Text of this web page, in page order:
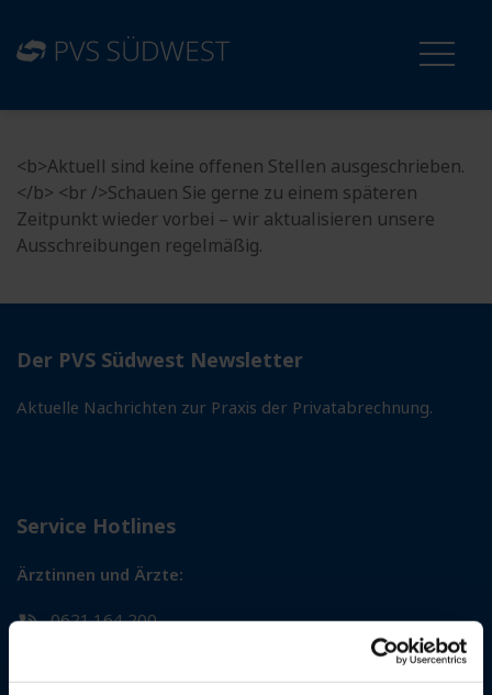
<b>Aktuell sind keine offenen Stellen ausgeschrieben.
</b> <br />Schauen Sie gerne zu einem späteren
Zeitpunkt wieder vorbei – wir aktualisieren unsere
Ausschreibungen regelmäßig.
Der PVS Südwest Newsletter
Aktuelle Nachrichten zur Praxis der Privatabrechnung.
Service Hotlines
Ärztinnen und Ärzte:
0621.164 200